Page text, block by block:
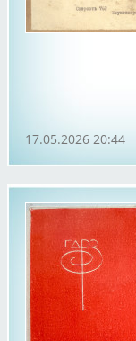
17.05.2026 20:44